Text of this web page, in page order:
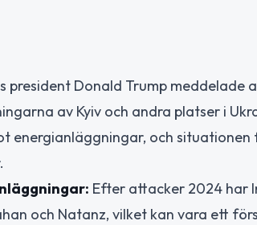
president Donald Trump meddelade
av Kyiv och andra platser i
och
Efter attacker 2024 har
och Natanz, vilket kan vara ett